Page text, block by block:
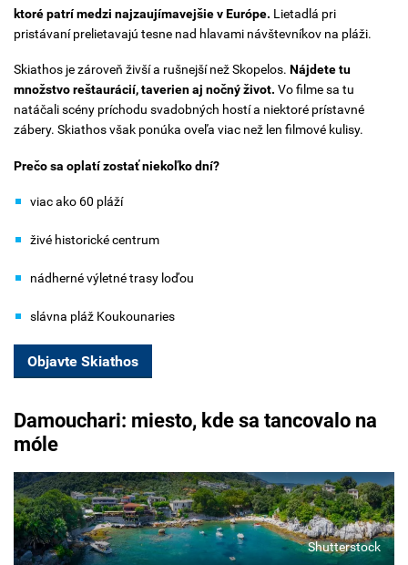
ktoré patrí medzi najzaujímavejšie v Európe. Lietadlá pri
pristávaní prelietavajú tesne nad hlavami návštevníkov na pláži.
Skiathos je zároveň živší a rušnejší než Skopelos. Nájdete tu
množstvo reštaurácií, taverien aj nočný život. Vo filme sa tu
natáčali scény príchodu svadobných hostí a niektoré prístavné
zábery. Skiathos však ponúka oveľa viac než len filmové kulisy.
Prečo sa oplatí zostať niekoľko dní?
viac ako 60 pláží
živé historické centrum
nádherné výletné trasy loďou
slávna pláž Koukounaries
Objavte Skiathos
Damouchari: miesto, kde sa tancovalo na
móle
Shutterstock